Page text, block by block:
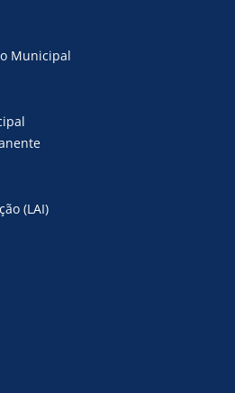
Municipal
(LAI)